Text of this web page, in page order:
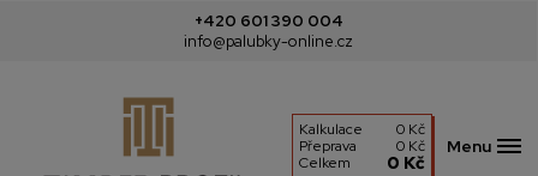
+420 601 390 004
info@palubky-online.cz
Kalkulace
0 Kč
Přeprava
0 Kč
Celkem
0 Kč
Menu